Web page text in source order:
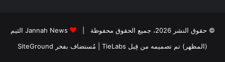
© حقوق النشر 2026، جميع الحقوق محفوظة |
Jannah News الثيم
(المظهر) تم تصميمه من قِبل TieLabs
| مُستضاف بفخر SiteGround